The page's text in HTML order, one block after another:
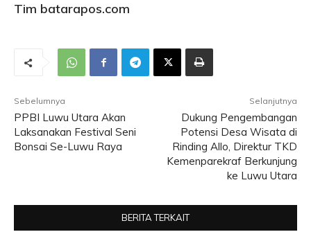
Tim batarapos.com
Sebelumnya
PPBI Luwu Utara Akan
Laksanakan Festival Seni
Bonsai Se-Luwu Raya
Selanjutnya
Dukung Pengembangan
Potensi Desa Wisata di
Rinding Allo, Direktur TKD
Kemenparekraf Berkunjung
ke Luwu Utara
BERITA TERKAIT